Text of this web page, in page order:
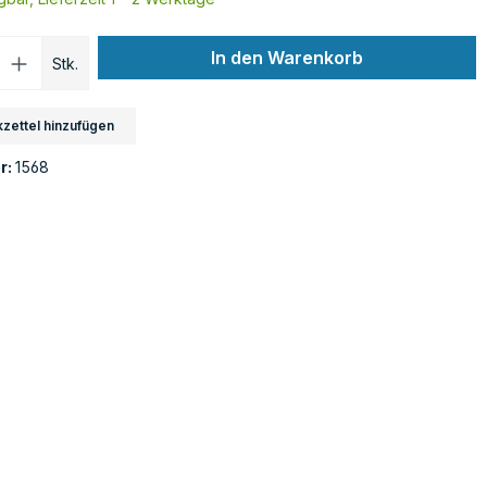
Gib den gewünschten Wert
Stk. In den Warenkorb
hinzufügen
1568